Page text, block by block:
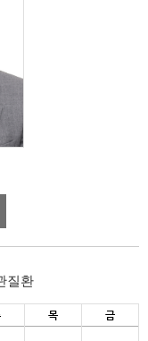
질환
목
금